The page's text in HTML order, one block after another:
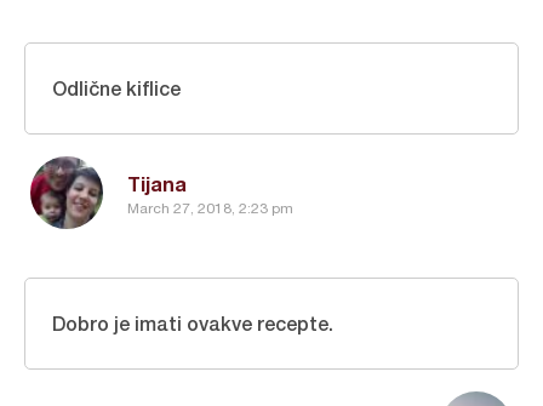
Tijana
March 27, 2018, 2:23 pm
Odlične kiflice
Dobro je imati ovakve recepte.